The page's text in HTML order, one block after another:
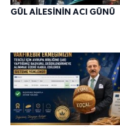
GÜL AİLESİNİN ACI GÜNÜ